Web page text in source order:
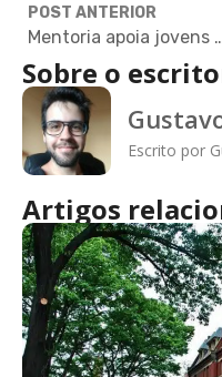
POST ANTERIOR
Mentoria apoia jovens negros
Sobre o
Escrito por
Artigos